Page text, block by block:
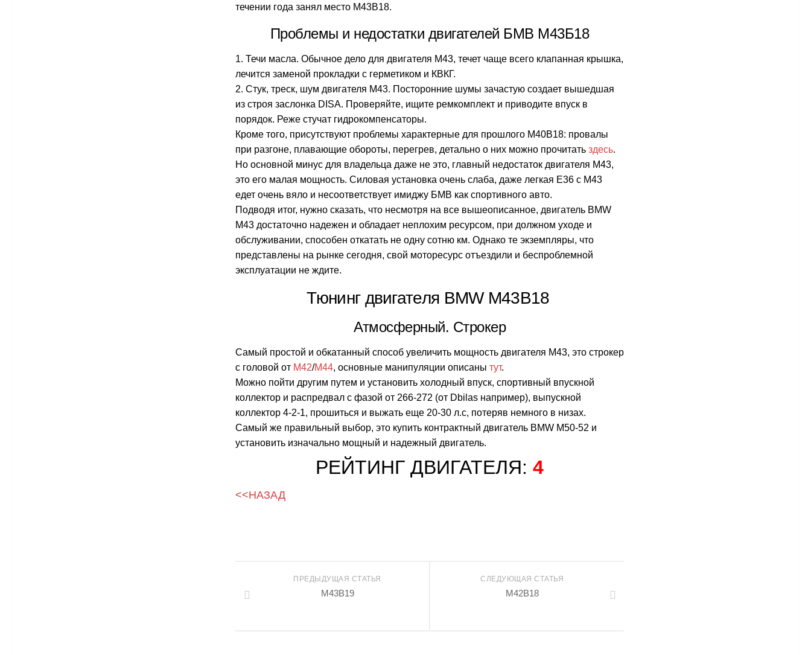
течении года занял место M43B18.
Проблемы и недостатки двигателей БМВ М43Б18
1. Течи масла. Обычное дело для двигателя М43, течет чаще всего клапанная крышка,
лечится заменой прокладки с герметиком и КВКГ.
2. Стук, треск, шум двигателя М43. Посторонние шумы зачастую создает вышедшая
из строя заслонка DISA. Проверяйте, ищите ремкомплект и приводите впуск в
порядок. Реже стучат гидрокомпенсаторы.
Кроме того, присутствуют проблемы характерные для прошлого M40B18: провалы
при разгоне, плавающие обороты, перегрев, детально о них можно прочитать здесь.
Но основной минус для владельца даже не это, главный недостаток двигателя М43,
это его малая мощность. Силовая установка очень слаба, даже легкая Е36 с М43
едет очень вяло и несоответствует имиджу БМВ как спортивного авто.
Подводя итог, нужно сказать, что несмотря на все вышеописанное, двигатель BMW
M43 достаточно надежен и обладает неплохим ресурсом, при должном уходе и
обслуживании, способен откатать не одну сотню км. Однако те экземпляры, что
представлены на рынке сегодня, свой моторесурс отъездили и беспроблемной
эксплуатации не ждите.
Тюнинг двигателя BMW M43B18
Атмосферный. Строкер
Самый простой и обкатанный способ увеличить мощность двигателя М43, это строкер
с головой от М42/М44, основные манипуляции описаны тут.
Можно пойти другим путем и установить холодный впуск, спортивный впускной
коллектор и распредвал с фазой от 266-272 (от Dbilas например), выпускной
коллектор 4-2-1, прошиться и выжать еще 20-30 л.с, потеряв немного в низах.
Самый же правильный выбор, это купить контрактный двигатель BMW M50-52 и
установить изначально мощный и надежный двигатель.
РЕЙТИНГ ДВИГАТЕЛЯ: 4
<<НАЗАД
СЛЕДУЮЩАЯ СТАТЬЯ
M42B18
ПРЕДЫДУЩАЯ СТАТЬЯ
M43B19